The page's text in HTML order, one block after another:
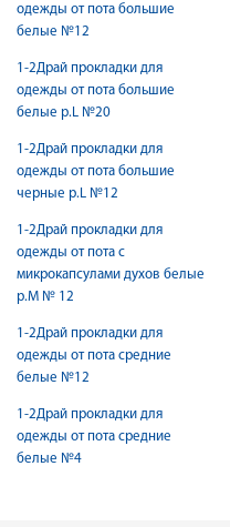
одежды от пота большие
белые №12
1-2Драй прокладки для
одежды от пота большие
белые р.L №20
1-2Драй прокладки для
одежды от пота большие
черные р.L №12
1-2Драй прокладки для
одежды от пота с
микрокапсулами духов белые
р.М № 12
1-2Драй прокладки для
одежды от пота средние
белые №12
1-2Драй прокладки для
одежды от пота средние
белые №4